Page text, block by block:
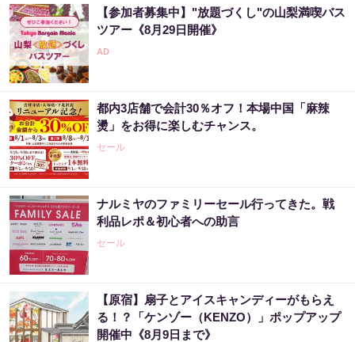
【参加者募集中】"放題づくし"の山梨満喫バス
ツアー《8月29日開催》
都内3店舗で会計30％オフ！本場中国「麻辣
燙」をお得に楽しむチャンス。
セール
ナルミヤのファミリーセール行ってきた。戦
利品レポ＆初心者への助言
セール
【原宿】扇子とアイスキャンディーがもらえ
る！？「ケンゾー（KENZO）」ポップアップ
開催中《8月9日まで》